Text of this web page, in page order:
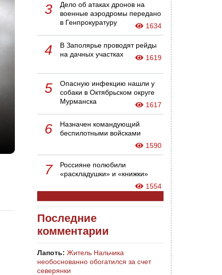
3
Дело об атаках дронов на
военные аэродромы передано
в Генпрокуратуру
1634
4
В Заполярье проводят рейды
на дачных участках
1619
5
Опасную инфекцию нашли у
собаки в Октябрьском округе
Мурманска
1617
6
Назначен командующий
беспилотными войсками
1590
7
Россияне полюбили
«раскладушки» и «книжки»
1554
Последние
комментарии
Лапоть:Житель Нальчика
необоснованно обогатился за счет
северянки